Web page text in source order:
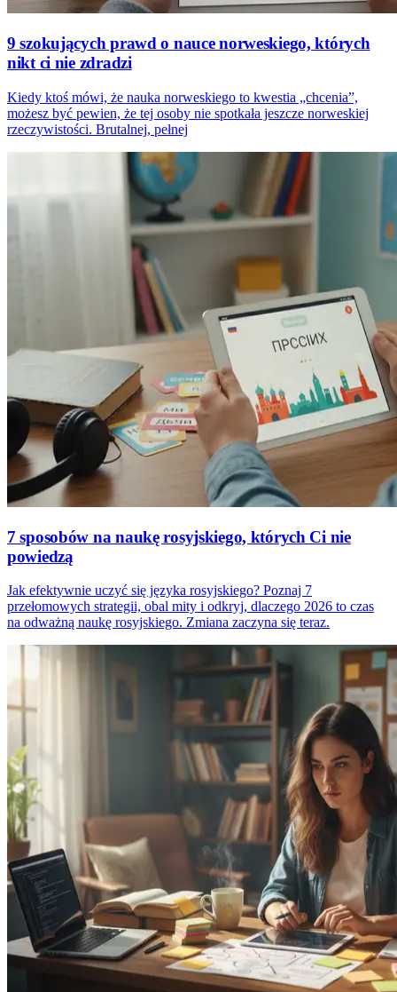
9 szokujących prawd o nauce norweskiego, których
nikt ci nie zdradzi
Kiedy ktoś mówi, że nauka norweskiego to kwestia „chcenia”,
możesz być pewien, że tej osoby nie spotkała jeszcze norweskiej
rzeczywistości. Brutalnej, pełnej
7 sposobów na naukę rosyjskiego, których Ci nie
powiedzą
Jak efektywnie uczyć się języka rosyjskiego? Poznaj 7
przełomowych strategii, obal mity i odkryj, dlaczego 2026 to czas
na odważną naukę rosyjskiego. Zmiana zaczyna się teraz.